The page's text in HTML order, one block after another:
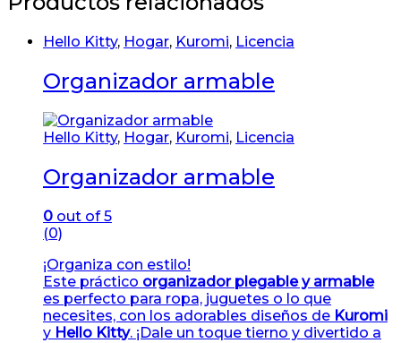
Hello Kitty, Hogar, Kuromi, Licencia
Organizador armable
Hello Kitty, Hogar, Kuromi, Licencia
Organizador armable
0 out of 5
(0)
¡Organiza con estilo!
Este práctico organizador plegable y armable
es perfecto para ropa, juguetes o lo que
necesites, con los adorables diseños de Kuromi
y Hello Kitty. ¡Dale un toque tierno y divertido a